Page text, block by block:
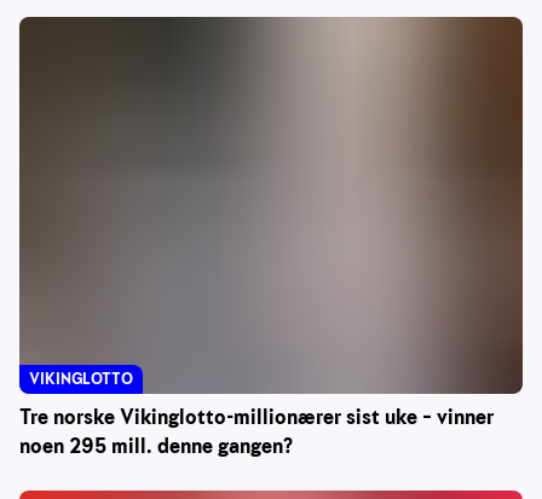
Tre norske Vikinglotto-millionærer sist uke – vinner
noen 295 mill. denne gangen?
VIKINGLOTTO